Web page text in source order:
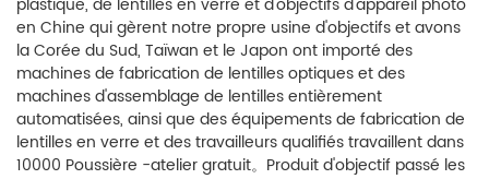
en Chine qui gèrent notre propre usine d'objectifs et avons
la Corée du Sud, Taïwan et le Japon ont importé des
machines de fabrication de lentilles optiques et des
machines d'assemblage de lentilles entièrement
automatisées, ainsi que des équipements de fabrication de
lentilles en verre et des travailleurs qualifiés travaillent dans
10000 Poussière -atelier gratuit。Produit d'objectif passé les